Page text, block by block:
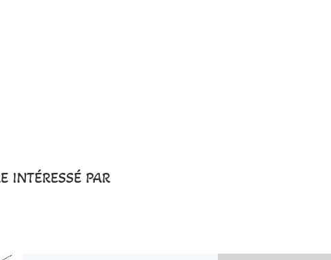
INTÉRESSÉ PAR